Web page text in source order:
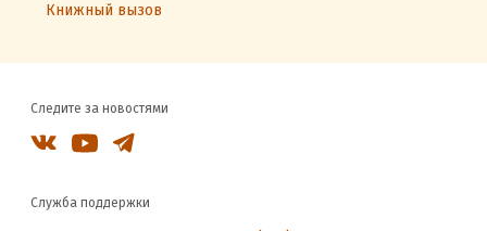
Книжный вызов
Следите за новостями
Служба поддержки